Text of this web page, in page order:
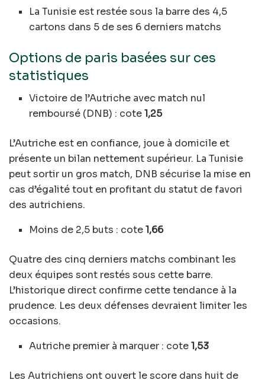
La Tunisie est restée sous la barre des 4,5
cartons dans 5 de ses 6 derniers matchs
Options de paris basées sur ces
statistiques
Victoire de l’Autriche avec match nul
remboursé (DNB) : cote1,25
L’Autriche est en confiance, joue à domicile et
présente un bilan nettement supérieur. La Tunisie
peut sortir un gros match, DNB sécurise la mise en
cas d’égalité tout en profitant du statut de favori
des autrichiens.
Moins de 2,5 buts : cote1,66
Quatre des cinq derniers matchs combinant les
deux équipes sont restés sous cette barre.
L’historique direct confirme cette tendance à la
prudence. Les deux défenses devraient limiter les
occasions.
Autriche premier à marquer : cote1,53
Les Autrichiens ont ouvert le score dans huit de